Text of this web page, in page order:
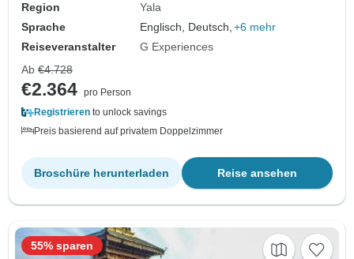
Region
Yala
Sprache
Englisch, Deutsch, +6 mehr
Reiseveranstalter
G Experiences
Ab €4.728
€2.364 pro Person
Registrieren to unlock savings
Preis basierend auf privatem Doppelzimmer
Reise ansehen
Broschüre herunterladen
55% sparen